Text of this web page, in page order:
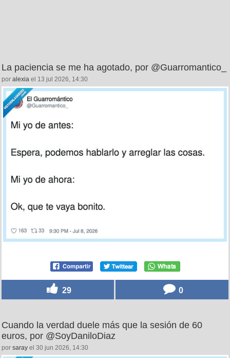
La paciencia se me ha agotado, por @Guarromantico_
por alexia el 13 jul 2026, 14:30
29 0
Cuando la verdad duele más que la sesión de 60
euros, por @SoyDaniloDiaz
por saray el 30 jun 2026, 14:30